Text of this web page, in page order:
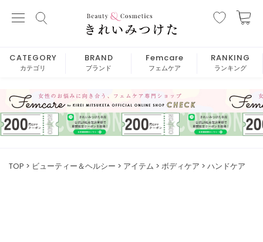
CATEGORY
カテゴリ
BRAND
ブランド
Femcare
フェムケア
RANKING
ランキング
TOP ビューティー＆ヘルシー アイテム ボディケア ハンドケア